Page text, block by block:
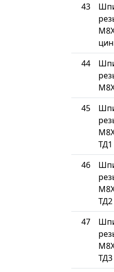
43
44
45
ТД1
46
ТД2
47
ТД3